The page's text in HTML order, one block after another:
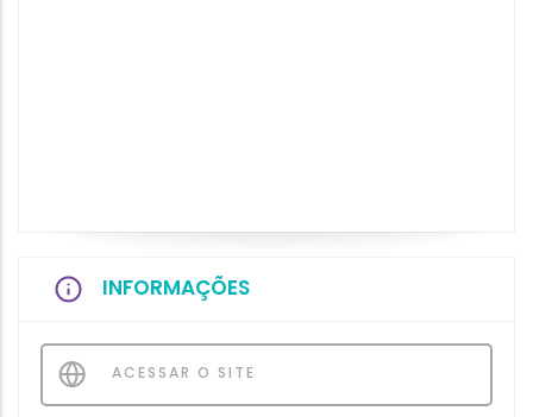
INFORMAÇÕES
ACESSAR O SITE